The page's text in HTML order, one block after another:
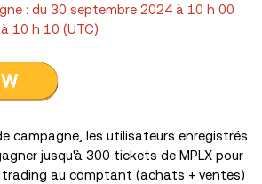
: du 30 septembre 2024 à 10 h 00
10 h 10 (UTC)
campagne, les utilisateurs enregistrés
jusqu'à 300 tickets de MPLX pour
au comptant (achats + ventes)